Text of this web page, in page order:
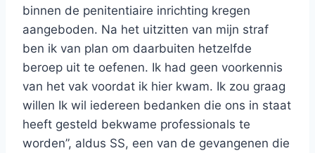
binnen de penitentiaire inrichting kregen
aangeboden. Na het uitzitten van mijn straf
ben ik van plan om daarbuiten hetzelfde
beroep uit te oefenen. Ik had geen voorkennis
van het vak voordat ik hier kwam. Ik zou graag
willen Ik wil iedereen bedanken die ons in staat
heeft gesteld bekwame professionals te
worden”, aldus SS, een van de gevangenen die